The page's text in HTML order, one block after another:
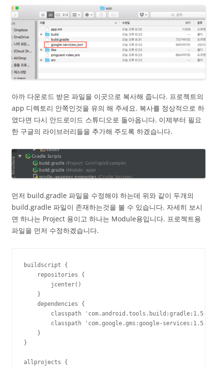
아까 다운로드 받은 파일을 이곳으로 복사해 줍니다. 프로젝트의
app 디렉토리 안쪽인것을 유의 해 주세요. 복사를 정상적으로 하
였다면 다시 안드로이드 스튜디오로 돌아옵니다. 이제부터 필요
한 구글의 라이브러리들을 추가해 주도록 하겠습니다.
먼저 build.gradle 파일을 수정해야 하는데 위와 같이 두개의
build.gradle 파일이 존재하는것을 볼 수 있습니다. 자세히 보시
면 하나는 Project 용이고 하나는 Module용입니다. 프로젝트용
파일을 먼저 수정하겠습니다.
buildscript {
    repositories {
        jcenter()
    }
    dependencies {
        classpath 'com.android.tools.build:gradle:1.5.0'
classpath 'com.google.gms:google-services:1.5.0-
    }
}
allprojects {